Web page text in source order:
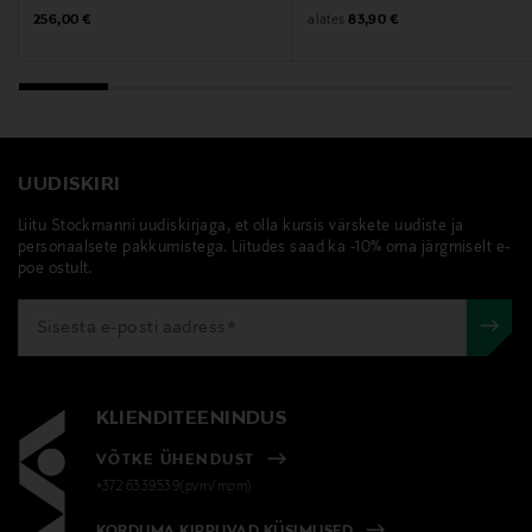
Original Price
256,00 €
alates Original Price
83,90 €
UUDISKIRI
Liitu Stockmanni uudiskirjaga, et olla kursis värskete uudiste ja
personaalsete pakkumistega. Liitudes saad ka -10% oma järgmiselt e-
poe ostult.
KLIENDITEENINDUS
VÕTKE ÜHENDUST
+372 6339539(pvm/mpm)